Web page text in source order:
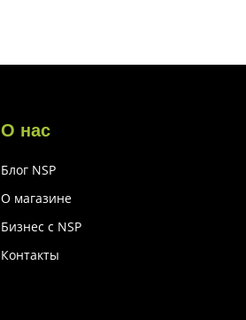
О нас
Блог NSP
О магазине
Бизнес с NSP
Контакты